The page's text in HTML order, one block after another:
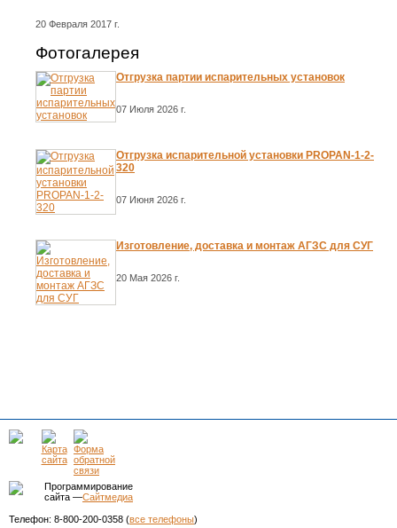
20 Февраля 2017 г.
Фотогалерея
Отгрузка партии испарительных установок
07 Июля 2026 г.
Отгрузка испарительной установки PROPAN-1-2-
320
07 Июня 2026 г.
Изготовление, доставка и монтаж АГЗС для СУГ
20 Мая 2026 г.
Программирование
сайта —Сайтмедиа
Телефон: 8-800-200-0358 (все телефоны)